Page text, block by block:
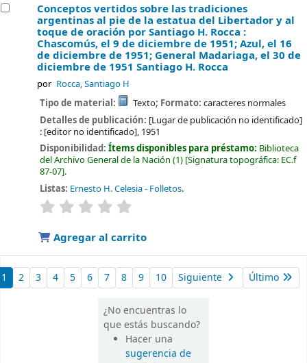
Conceptos vertidos sobre las tradiciones
argentinas al pie de la estatua del Libertador y al
toque de oración por Santiago H. Rocca :
Chascomús, el 9 de diciembre de 1951; Azul, el 16
de diciembre de 1951; General Madariaga, el 30 de
diciembre de 1951Santiago H. Rocca
por Rocca, Santiago H
Tipo de material: Texto; Formato: caracteres normales
Detalles de publicación: [Lugar de publicación no identificado]
: [editor no identificado], 1951
Disponibilidad:Ítems disponibles para préstamo: Biblioteca
del Archivo General de la Nación (1) Signatura topográfica: EC.f
87-07 .
Listas: Ernesto H. Celesia - Folletos.
valoración
Agregar al carrito
1 2 3 4 5 6 7 8 9 10 Siguiente Último
¿No encuentras lo
que estás buscando?
Hacer una
sugerencia de